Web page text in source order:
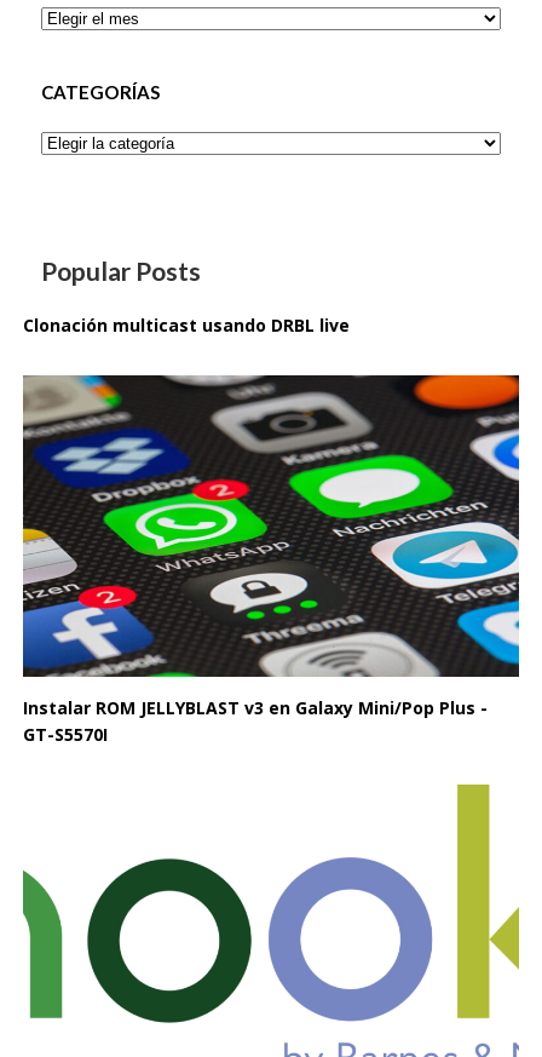
Archivos
CATEGORÍAS
Categorías
Popular Posts
Clonación multicast usando DRBL live
Instalar ROM JELLYBLAST v3 en Galaxy Mini/Pop Plus -
GT-S5570I